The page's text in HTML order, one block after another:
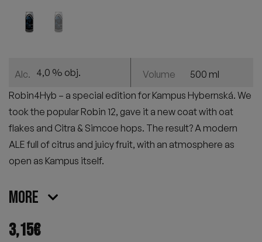
Alc. 4,0 % obj. Volume
500 ml
Robin4Hyb – a special edition for Kampus Hybernská. We
took the popular Robin 12, gave it a new coat with oat
flakes and Citra & Simcoe hops. The result? A modern
ALE full of citrus and juicy fruit, with an atmosphere as
open as Kampus itself.
More
3,15€